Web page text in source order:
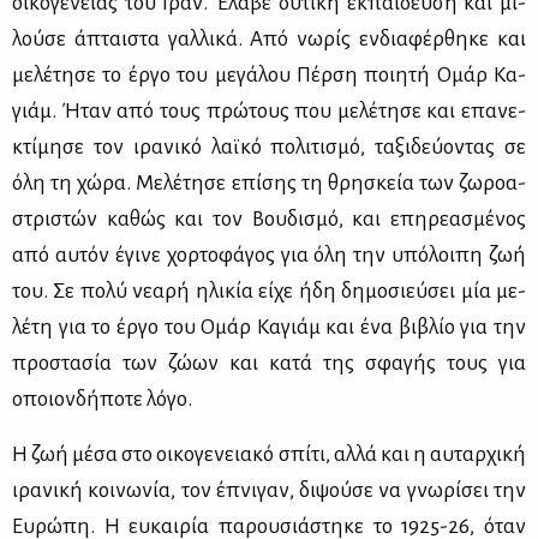
λού­σε άπται­στα γαλ­λι­κά. Από νω­ρίς εν­δια­φέρ­θη­κε και
με­λέ­τη­σε το έρ­γο του με­γά­λου Πέρ­ση ποι­η­τή Ομάρ Κα­
γιάμ. Ήταν από τους πρώ­τους που με­λέ­τη­σε και επα­νε­
κτί­μη­σε τον ιρα­νι­κό λαϊ­κό πο­λι­τι­σμό, τα­ξι­δεύ­ο­ντας σε
όλη τη χώ­ρα. Με­λέ­τη­σε επί­σης τη θρη­σκεία των ζω­ρο­α­
στρι­στών κα­θώς και τον Βου­δι­σμό, και επη­ρε­α­σμέ­νος
από αυ­τόν έγι­νε χορ­το­φά­γος για όλη την υπό­λοι­πη ζωή
του. Σε πο­λύ νε­α­ρή ηλι­κία εί­χε ήδη δη­μο­σιεύ­σει μία με­
λέ­τη για το έρ­γο του Ομάρ Κα­γιάμ και ένα βι­βλίο για την
προ­στα­σία των ζώ­ων και κα­τά της σφα­γής τους για
οποιον­δή­πο­τε λό­γο.
Η ζωή μέ­σα στο οι­κο­γε­νεια­κό σπί­τι, αλ­λά και η αυ­ταρ­χι­κή
ιρα­νι­κή κοι­νω­νία, τον έπνι­γαν, δι­ψού­σε να γνω­ρί­σει την
Ευ­ρώ­πη. Η ευ­και­ρία πα­ρου­σιά­στη­κε το 1925-26, όταν